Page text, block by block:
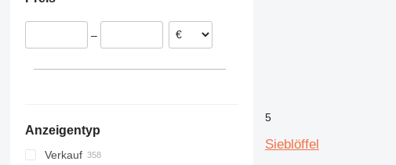
Frankreich
Belgien
–
Anzeigentyp
Verkauf
5
Sieblöffel